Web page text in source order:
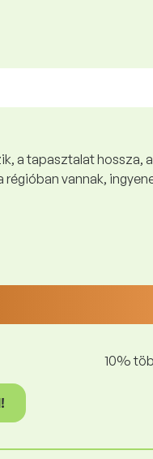
a tapasztalat hossza,
vannak,
10%